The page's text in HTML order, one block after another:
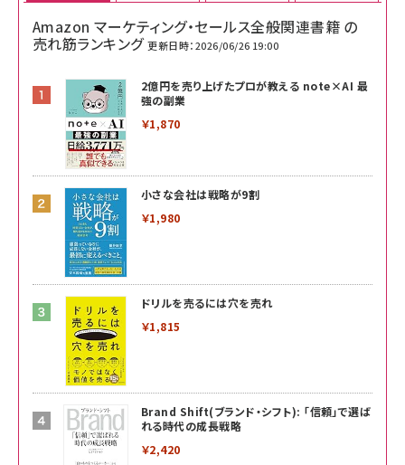
Amazon マーケティング・セールス全般関連書籍 の
売れ筋ランキング 更新日時：2026/06/26 19:00
2億円を売り上げたプロが教える note×AI 最
強の副業
￥1,870
小さな会社は戦略が9割
￥1,980
ドリルを売るには穴を売れ
￥1,815
Brand Shift(ブランド・シフト): 「信頼」で選ば
れる時代の成長戦略
￥2,420